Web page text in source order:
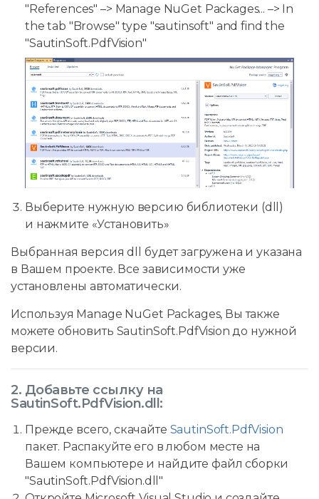
"References" –> Manage NuGet Packages... –> In
the tab "Browse" type "sautinsoft" and find the
"SautinSoft.PdfVision"
Выберите нужную версию библиотеки (dll)
и нажмите «Установить»
Выбранная версия dll будет загружена и указана
в Вашем проекте. Все зависимости уже
установлены автоматически.
Используя Manage NuGet Packages, Вы также
можете обновить SautinSoft.PdfVision до нужной
версии.
2. Добавьте ссылку на
SautinSoft.PdfVision.dll:
Прежде всего, скачайте SautinSoft.PdfVision
пакет. Распакуйте его в любом месте на
Вашем компьютере и найдите файл сборки
"SautinSoft.PdfVision.dll"